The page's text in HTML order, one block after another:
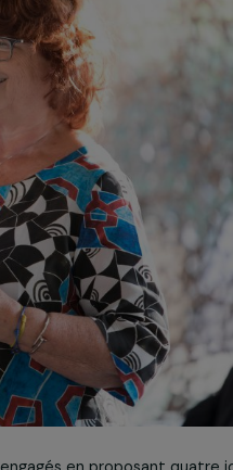
qui effectuent un